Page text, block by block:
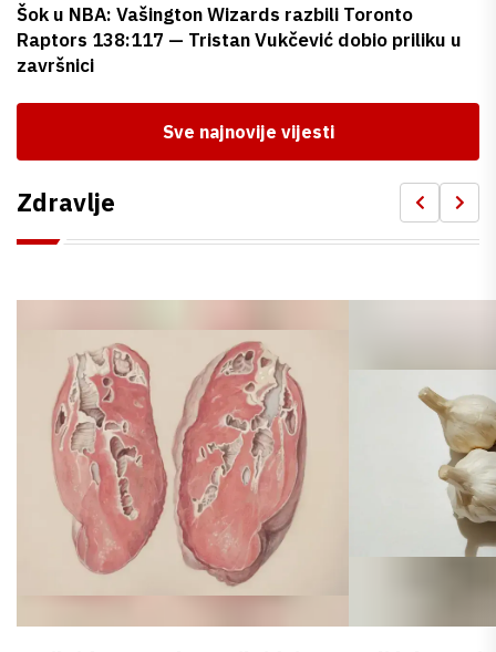
Šok u NBA: Vašington Wizards razbili Toronto
Raptors 138:117 — Tristan Vukčević dobio priliku u
završnici
Sve najnovije vijesti
Zdravlje